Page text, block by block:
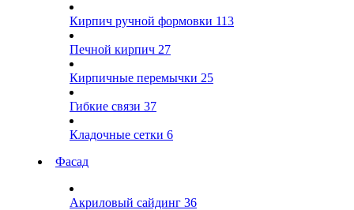
Кирпич ручной формовки 113
Печной кирпич 27
Кирпичные перемычки 25
Гибкие связи 37
Кладочные сетки 6
Фасад
Акриловый сайдинг 36